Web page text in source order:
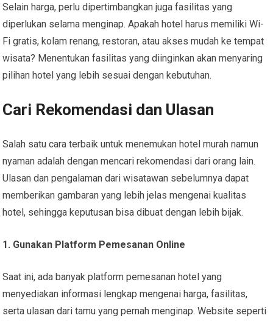
Selain harga, perlu dipertimbangkan juga fasilitas yang
diperlukan selama menginap. Apakah hotel harus memiliki Wi-
Fi gratis, kolam renang, restoran, atau akses mudah ke tempat
wisata? Menentukan fasilitas yang diinginkan akan menyaring
pilihan hotel yang lebih sesuai dengan kebutuhan.
Cari Rekomendasi dan Ulasan
Salah satu cara terbaik untuk menemukan hotel murah namun
nyaman adalah dengan mencari rekomendasi dari orang lain.
Ulasan dan pengalaman dari wisatawan sebelumnya dapat
memberikan gambaran yang lebih jelas mengenai kualitas
hotel, sehingga keputusan bisa dibuat dengan lebih bijak.
1. Gunakan Platform Pemesanan Online
Saat ini, ada banyak platform pemesanan hotel yang
menyediakan informasi lengkap mengenai harga, fasilitas,
serta ulasan dari tamu yang pernah menginap. Website seperti